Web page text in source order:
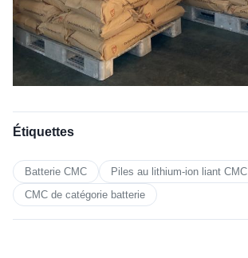
Étiquettes
Batterie CMC
Piles au lithium-ion liant CMC
CMC de catégorie batterie